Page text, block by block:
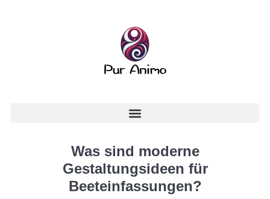
Was sind moderne
Gestaltungsideen für
Beeteinfassungen?